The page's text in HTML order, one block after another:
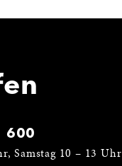
600
Samstag 10 – 13 Uhr